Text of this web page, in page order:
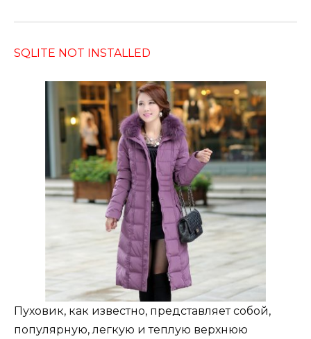
SQLITE NOT INSTALLED
Пуховик, как известно, представляет собой,
популярную, легкую и теплую верхнюю